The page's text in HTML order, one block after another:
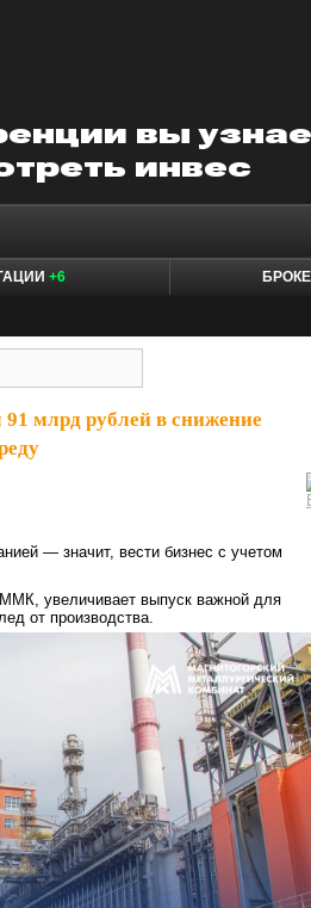
+6
млрд рублей в снижение
— значит, вести бизнес с учетом
увеличивает выпуск важной для
от производства.